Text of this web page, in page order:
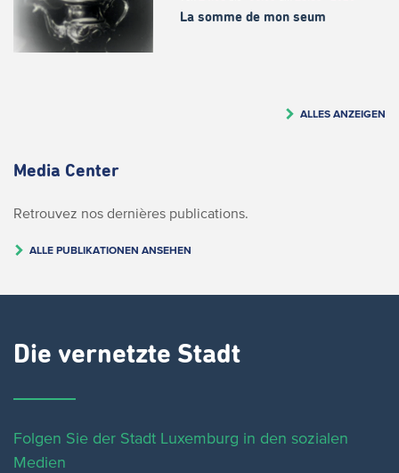
La somme de mon seum
ALLES ANZEIGEN
Media Center
Retrouvez nos dernières publications.
ALLE PUBLIKATIONEN ANSEHEN
Die vernetzte Stadt
Folgen Sie der Stadt Luxemburg in den sozialen
Medien